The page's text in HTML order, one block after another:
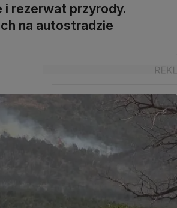
i rezerwat przyrody.
na autostradzie